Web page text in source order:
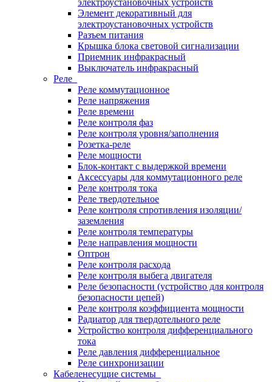
электроустановочных устройств
Элемент декоративный для
электроустановочных устройств
Разъем питания
Крышка блока световой сигнализации
Приемник инфракрасный
Выключатель инфракрасный
Реле
Реле коммутационное
Реле напряжения
Реле времени
Реле контроля фаз
Реле контроля уровня/заполнения
Розетка-реле
Реле мощности
Блок-контакт с выдержкой времени
Аксессуары для коммутационного реле
Реле контроля тока
Реле твердотельное
Реле контроля спротивления изоляции/
заземления
Реле контроля температуры
Реле направления мощности
Оптрон
Реле контроля расхода
Реле контроля выбега двигателя
Реле безопасности (устройство для контроля
безопасности цепей)
Реле контроля коэффициента мощности
Радиатор для твердотельного реле
Устройство контроля дифференциального
тока
Реле давления дифференциальное
Реле синхронизации
Кабеленесущие системы